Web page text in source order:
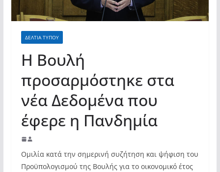
ΔΕΛΤΙΑ ΤΥΠΟΥ
Η Βουλή
προσαρμόστηκε στα
νέα Δεδομένα που
έφερε η Πανδημία
Ομιλία κατά την σημερινή συζήτηση και ψήφιση του
Προϋπολογισμού της Βουλής για το οικονομικό έτος